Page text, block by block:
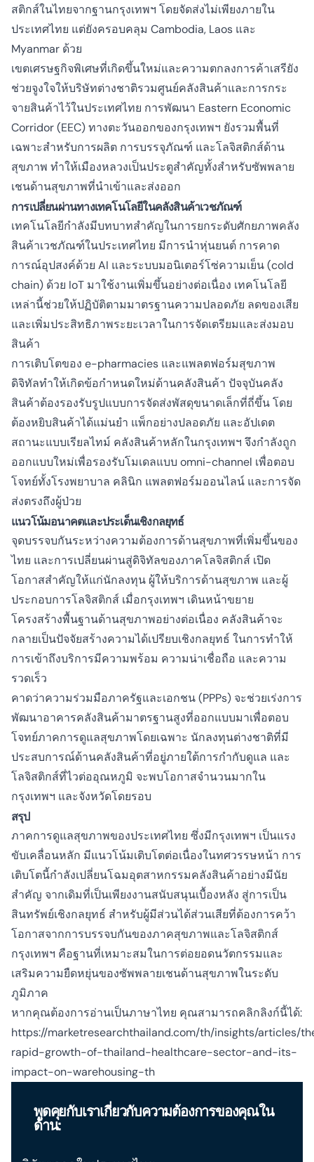
สติกส์ในไทยจากฐานกรุงเทพฯ โดยจัดส่งไม่เพียงภายใน
ประเทศไทย แต่ยังครอบคลุม Cambodia, Laos และ
Myanmar ด้วย
เขตเศรษฐกิจพิเศษที่เกิดขึ้นใหม่และความตกลงการค้าเสรียัง
ช่วยจูงใจให้บริษัทต่างชาติรวมศูนย์คลังสินค้าและการกระ
จายสินค้าไว้ในประเทศไทย การพัฒนา Eastern Economic
Corridor (EEC) ทางตะวันออกของกรุงเทพฯ ยังรวมพื้นที่
เฉพาะสำหรับการผลิต การบรรจุภัณฑ์ และโลจิสติกส์ด้าน
สุขภาพ ทำให้เมืองหลวงเป็นประตูสำคัญทั้งสำหรับซัพพลาย
เชนด้านสุขภาพที่นำเข้าและส่งออก
การเปลี่ยนผ่านทางเทคโนโลยีในคลังสินค้าเวชภัณฑ์
เทคโนโลยีกำลังมีบทบาทสำคัญในการยกระดับศักยภาพคลัง
สินค้าเวชภัณฑ์ในประเทศไทย มีการนำหุ่นยนต์ การคาด
การณ์อุปสงค์ด้วย AI และระบบมอนิเตอร์โซ่ความเย็น (cold
chain) ด้วย IoT มาใช้งานเพิ่มขึ้นอย่างต่อเนื่อง เทคโนโลยี
เหล่านี้ช่วยให้ปฏิบัติตามมาตรฐานความปลอดภัย ลดของเสีย
และเพิ่มประสิทธิภาพระยะเวลาในการจัดเตรียมและส่งมอบ
สินค้า
การเติบโตของ e-pharmacies และแพลตฟอร์มสุขภาพ
ดิจิทัลทำให้เกิดข้อกำหนดใหม่ด้านคลังสินค้า ปัจจุบันคลัง
สินค้าต้องรองรับรูปแบบการจัดส่งพัสดุขนาดเล็กที่ถี่ขึ้น โดย
ต้องหยิบสินค้าได้แม่นยำ แพ็กอย่างปลอดภัย และอัปเดต
สถานะแบบเรียลไทม์ คลังสินค้าหลักในกรุงเทพฯ จึงกำลังถูก
ออกแบบใหม่เพื่อรองรับโมเดลแบบ omni-channel เพื่อตอบ
โจทย์ทั้งโรงพยาบาล คลินิก แพลตฟอร์มออนไลน์ และการจัด
ส่งตรงถึงผู้ป่วย
แนวโน้มอนาคตและประเด็นเชิงกลยุทธ์
จุดบรรจบกันระหว่างความต้องการด้านสุขภาพที่เพิ่มขึ้นของ
ไทย และการเปลี่ยนผ่านสู่ดิจิทัลของภาคโลจิสติกส์ เปิด
โอกาสสำคัญให้แก่นักลงทุน ผู้ให้บริการด้านสุขภาพ และผู้
ประกอบการโลจิสติกส์ เมื่อกรุงเทพฯ เดินหน้าขยาย
โครงสร้างพื้นฐานด้านสุขภาพอย่างต่อเนื่อง คลังสินค้าจะ
กลายเป็นปัจจัยสร้างความได้เปรียบเชิงกลยุทธ์ ในการทำให้
การเข้าถึงบริการมีความพร้อม ความน่าเชื่อถือ และความ
รวดเร็ว
คาดว่าความร่วมมือภาครัฐและเอกชน (PPPs) จะช่วยเร่งการ
พัฒนาอาคารคลังสินค้ามาตรฐานสูงที่ออกแบบมาเพื่อตอบ
โจทย์ภาคการดูแลสุขภาพโดยเฉพาะ นักลงทุนต่างชาติที่มี
ประสบการณ์ด้านคลังสินค้าที่อยู่ภายใต้การกำกับดูแล และ
โลจิสติกส์ที่ไวต่ออุณหภูมิ จะพบโอกาสจำนวนมากใน
กรุงเทพฯ และจังหวัดโดยรอบ
สรุป
ภาคการดูแลสุขภาพของประเทศไทย ซึ่งมีกรุงเทพฯ เป็นแรง
ขับเคลื่อนหลัก มีแนวโน้มเติบโตต่อเนื่องในทศวรรษหน้า การ
เติบโตนี้กำลังเปลี่ยนโฉมอุตสาหกรรมคลังสินค้าอย่างมีนัย
สำคัญ จากเดิมที่เป็นเพียงงานสนับสนุนเบื้องหลัง สู่การเป็น
สินทรัพย์เชิงกลยุทธ์ สำหรับผู้มีส่วนได้ส่วนเสียที่ต้องการคว้า
โอกาสจากการบรรจบกันของภาคสุขภาพและโลจิสติกส์
กรุงเทพฯ คือฐานที่เหมาะสมในการต่อยอดนวัตกรรมและ
เสริมความยืดหยุ่นของซัพพลายเชนด้านสุขภาพในระดับ
ภูมิภาค
หากคุณต้องการอ่านเป็นภาษาไทย คุณสามารถคลิกลิงก์นี้ได้:
https://marketresearchthailand.com/th/insights/articles/
rapid-growth-of-thailand-healthcare-sector-and-its-
impact-on-warehousing-th
พูดคุยกับเราเกี่ยวกับความต้องการของคุณใน
ด้าน: